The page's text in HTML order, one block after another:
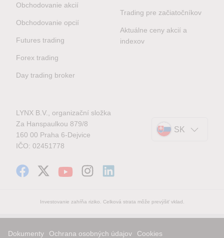
Obchodovanie akcií
Obchodovanie opcií
Futures trading
Forex trading
Day trading broker
Trading pre začiatočníkov
Aktuálne ceny akcií a
indexov
LYNX B.V., organizační složka
Za Hanspaulkou 879/8
160 00 Praha 6-Dejvice
IČO: 02451778
SK
Investovanie zahŕňa riziko. Celková strata môže prevýšiť vklad.
Dokumenty Ochrana osobných údajov
Cookies